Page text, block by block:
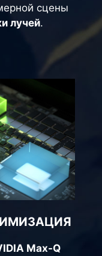
сцены
лучей.
Max-Q